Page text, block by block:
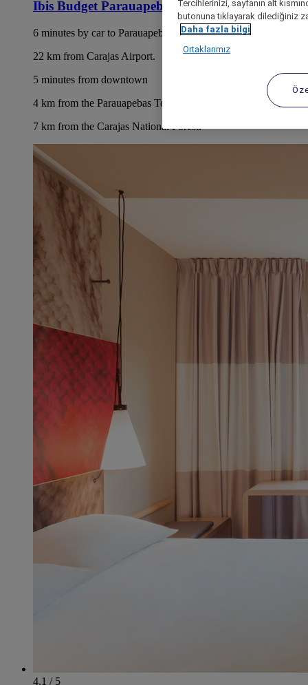
Ibis Budget Parauapebas
6 minutes by car to Parauapebas Bus Terminal
22 km from Carajas Airport.
5 minutes from downtown
4 km from the Parauapebas Tourist Complex.
7 km from the Carajas National Forest.
4.1 / 5
Tercihlerinizi, sayfanın alt
butonuna tıklayarak dilediğiniz
Daha fazla bilgi
Ortaklarımız